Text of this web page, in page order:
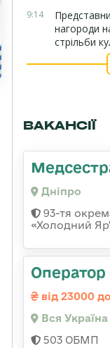
9:14
нагороди
стрільби
ВАКАНСІЇ
Дніпро
93-тя
«Холодний
від 23000
Вся Україна
503 ОБМП